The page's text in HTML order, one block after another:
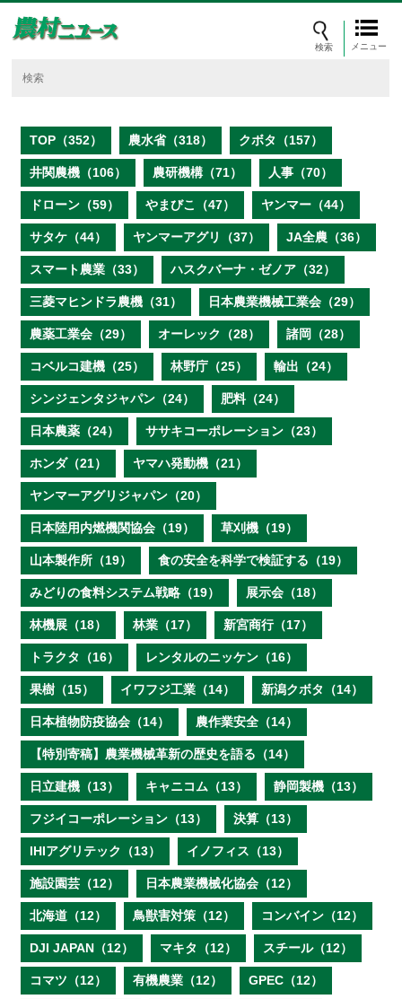
メニュー
TOP（352） 農水省（318） クボタ（157）
井関農機（106） 農研機構（71） 人事（70）
ドローン（59） やまびこ（47） ヤンマー（44）
サタケ（44） ヤンマーアグリ（37） JA全農（36）
スマート農業（33） ハスクバーナ・ゼノア（32）
三菱マヒンドラ農機（31） 日本農業機械工業会（29）
農薬工業会（29） オーレック（28） 諸岡（28）
コベルコ建機（25） 林野庁（25） 輸出（24）
シンジェンタジャパン（24） 肥料（24）
日本農薬（24） ササキコーポレーション（23）
ホンダ（21） ヤマハ発動機（21）
ヤンマーアグリジャパン（20）
日本陸用内燃機関協会（19） 草刈機（19）
山本製作所（19） 食の安全を科学で検証する（19）
みどりの食料システム戦略（19） 展示会（18）
林機展（18） 林業（17） 新宮商行（17）
トラクタ（16） レンタルのニッケン（16）
果樹（15） イワフジ工業（14） 新潟クボタ（14）
日本植物防疫協会（14） 農作業安全（14）
【特別寄稿】農業機械革新の歴史を語る（14）
日立建機（13） キャニコム（13） 静岡製機（13）
フジイコーポレーション（13） 決算（13）
IHIアグリテック（13） イノフィス（13）
施設園芸（12） 日本農業機械化協会（12）
北海道（12） 鳥獣害対策（12） コンバイン（12）
DJI JAPAN（12） マキタ（12） スチール（12）
コマツ（12） 有機農業（12） GPEC（12）